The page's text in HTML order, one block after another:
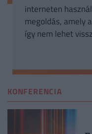
interneten
megoldás, amely
így nem lehet
KONFERENCIA